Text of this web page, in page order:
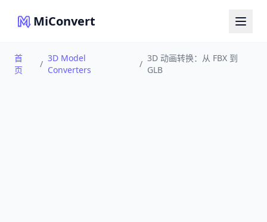
MiConvert
首
页
/
3D Model
Converters
/
3D 动画转换：从 FBX 到
GLB